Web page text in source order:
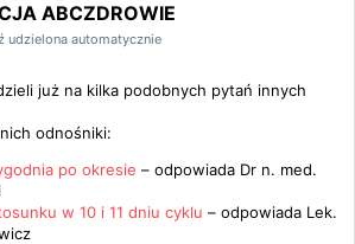
ABCZDROWIE
udzielona automatycznie
już na kilka podobnych pytań innych
odnośniki:
po okresie – odpowiada Dr n. med.
w 10 i 11 dniu cyklu – odpowiada Lek.